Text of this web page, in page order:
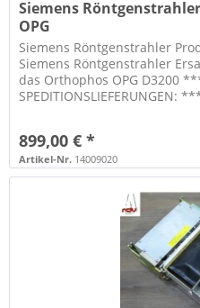
Siemens
OPG
Siemens Röntgenstrahler
Siemens Röntgenstrahler
das Orthophos OPG D3200
SPEDITIONSLIEFERUNGEN:
899,00 € *
Artikel-Nr. 14009020